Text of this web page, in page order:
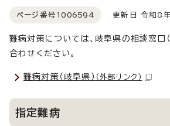
ページ番号 1006594 更新日 令和8
難病対策については、岐阜県の相談窓口
合わせください。
難病対策（岐阜県） （外部リンク）
指定難病